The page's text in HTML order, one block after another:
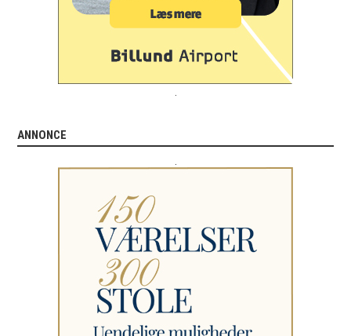
.
ANNONCE
.